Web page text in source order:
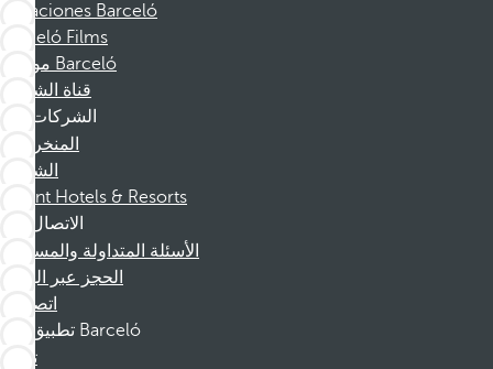
Vacaciones Barceló
Barceló Films
موظفو Barceló
قناة الشكوى
الشركات
المنخرطين
الشركاء
Dorint Hotels & Resorts
الاتصال
الأسئلة المتداولة والمساعدة
الحجز عبر الهاتف
اتصل بنا
تطبيق Barceló
تنزيل